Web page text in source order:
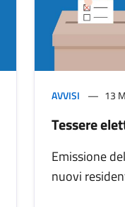
AVVISI 13
Tessere
Emissione
nuovi